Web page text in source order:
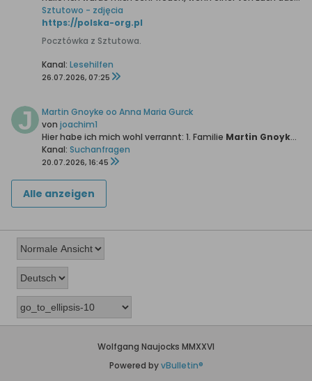
Sztutowo - zdjęcia
https://polska-org.pl
Pocztówka z Sztutowa.
Kanal: Lesehilfen
26.07.2026, 07:25
Martin Gnoyke oo Anna Maria Gurck
von joachim1
Hier habe ich mich wohl verrannt: 1. Familie Martin Gnoyke *13.04.1789 +26.02.1860 oo28.01.1811 Anna Maria Gurck *24.09.1785 + 15.01.1865
Kanal: Suchanfragen
20.07.2026, 16:45
Alle anzeigen
Wolfgang Naujocks MMXXVI
Powered byvBulletin®